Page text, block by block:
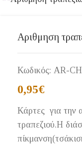
Αριθμηση
Κωδικός: AR-
0,95€
Κάρτες για την
τραπεζιού.Η